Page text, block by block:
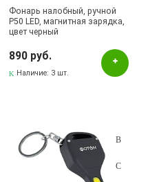
Фонарь налобный, ручной
P50 LED, магнитная зарядка,
цвет черный
890 руб.
Наличие: 3 шт.